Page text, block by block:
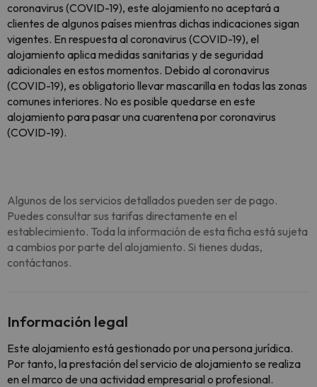
coronavirus (COVID-19), este alojamiento no aceptará a
clientes de algunos países mientras dichas indicaciones sigan
vigentes. En respuesta al coronavirus (COVID-19), el
alojamiento aplica medidas sanitarias y de seguridad
adicionales en estos momentos. Debido al coronavirus
(COVID-19), es obligatorio llevar mascarilla en todas las zonas
comunes interiores. No es posible quedarse en este
alojamiento para pasar una cuarentena por coronavirus
(COVID-19).
Algunos de los servicios detallados pueden ser de pago.
Puedes consultar sus tarifas directamente en el
establecimiento. Toda la información de esta ficha está sujeta
a cambios por parte del alojamiento. Si tienes dudas,
contáctanos.
Información legal
Este alojamiento está gestionado por una persona jurídica.
Por tanto, la prestación del servicio de alojamiento se realiza
en el marco de una actividad empresarial o profesional.